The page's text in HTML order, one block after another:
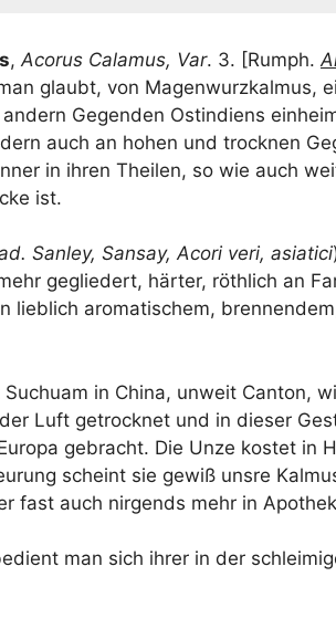
, Aco­rus Cala­mus, Var. 3. [Rumph.
glaubt, von Magen­wurz­kal­mus,
Gegen­den Ost­in­di­ens
auch an hohen und trock­nen
in ihren Thei­len, so wie auch
ist.
San­ley, San­say, Aco­ri veri, asia­ti­ci
geglie­dert, här­ter, röth­lich an
lieb­lich aro­ma­ti­schem,
Suchuam in Chi­na, unweit Can­ton,
Luft getrock­net und in die­ser
gebracht. Die Unze kos­tet in
scheint sie gewiß uns­re
fast auch nir­gends mehr in
man sich ihrer in der